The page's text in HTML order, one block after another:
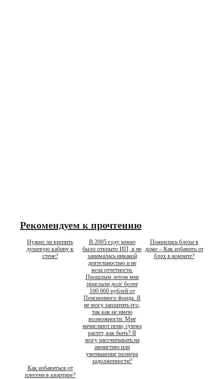
Рекомендуем к прочтению
Нужно ли крепить
душевую кабину к
стене?
В 2005 году мною
было открыто ИП, я не
занималась никакой
деятельностью и не
вела отчетности.
Прошлым летом мне
прислали долг более
100 000 рублей от
Пенсионного фонда. Я
не могу заплатить его,
так как не имею
возможности. Мне
начисляют пени, сумма
растет, как быть? Я
могу рассчитывать на
амнистию или
уменьшение размера
задолженности?
Появились блохи в
доме – Как избавить от
блох в комнате?
Как избавиться от
плесени в квартире?